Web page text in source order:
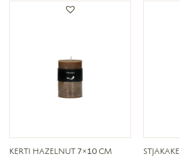
KERTI HAZELNUT 7×10 CM